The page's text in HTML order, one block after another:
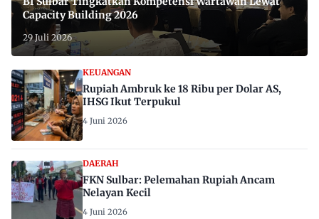
Capacity Building 2026
29 Juli 2026
KEUANGAN
Rupiah Ambruk ke 18 Ribu per Dolar AS,
IHSG Ikut Terpukul
4 Juni 2026
DAERAH
FKN Sulbar: Pelemahan Rupiah Ancam
Nelayan Kecil
4 Juni 2026